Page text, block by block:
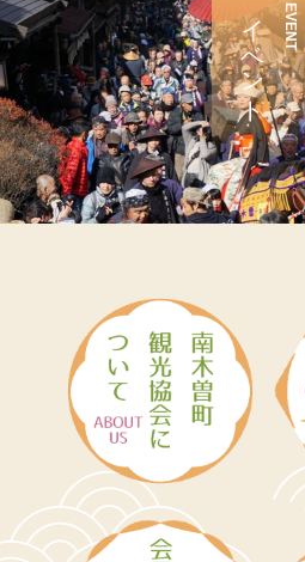
EVENT
イベント